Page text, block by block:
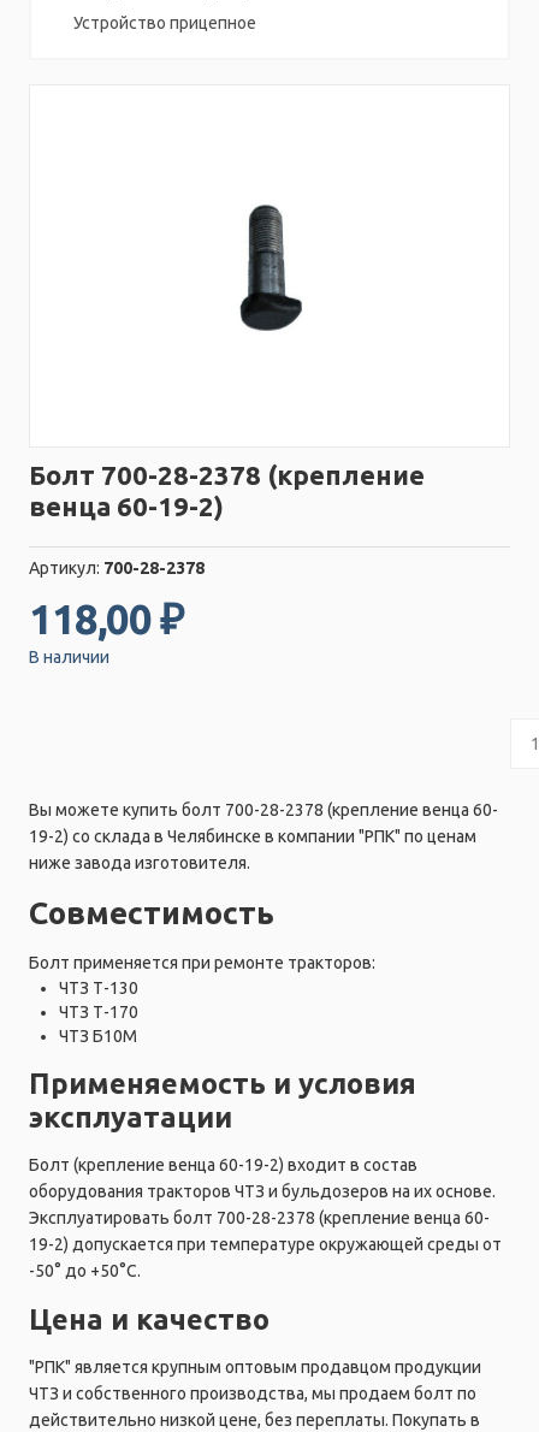
Устройство прицепное
Болт 700-28-2378 (крепление
венца 60-19-2)
Артикул: 700-28-2378
118,00 ₽
В наличии
Вы можете купить болт 700-28-2378 (крепление венца 60-
19-2) со склада в Челябинске в компании "РПК" по ценам
ниже завода изготовителя.
Совместимость
Болт применяется при ремонте тракторов:
ЧТЗ Т-130
ЧТЗ Т-170
ЧТЗ Б10М
Применяемость и условия
эксплуатации
Болт (крепление венца 60-19-2) входит в состав
оборудования тракторов ЧТЗ и бульдозеров на их основе.
Эксплуатировать болт 700-28-2378 (крепление венца 60-
19-2) допускается при температуре окружающей среды от
-50° до +50°C.
Цена и качество
"РПК" является крупным оптовым продавцом продукции
ЧТЗ и собственного производства, мы продаем болт по
действительно низкой цене, без переплаты. Покупать в